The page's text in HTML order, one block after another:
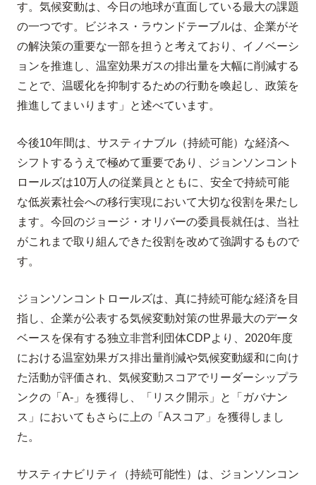
す。気候変動は、今日の地球が直面している最大の課題
の一つです。ビジネス・ラウンドテーブルは、企業がそ
の解決策の重要な一部を担うと考えており、イノベーシ
ョンを推進し、温室効果ガスの排出量を大幅に削減する
ことで、温暖化を抑制するための行動を喚起し、政策を
推進してまいります」と述べています。
今後10年間は、サスティナブル（持続可能）な経済へ
シフトするうえで極めて重要であり、ジョンソンコント
ロールズは10万人の従業員とともに、安全で持続可能
な低炭素社会への移行実現において大切な役割を果たし
ます。今回のジョージ・オリバーの委員長就任は、当社
がこれまで取り組んできた役割を改めて強調するもので
す。
ジョンソンコントロールズは、真に持続可能な経済を目
指し、企業が公表する気候変動対策の世界最大のデータ
ベースを保有する独立非営利団体CDPより、2020年度
における温室効果ガス排出量削減や気候変動緩和に向け
た活動が評価され、気候変動スコアでリーダーシップラ
ンクの「A-」を獲得し、「リスク開示」と「ガバナン
ス」においてもさらに上の「Aスコア」を獲得しまし
た。
サスティナビリティ（持続可能性）は、ジョンソンコン